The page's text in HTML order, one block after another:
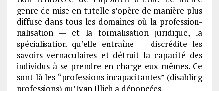
genre de mise en tutelle s’opère de manière plus
diffuse dans tous les domaines où la profes­sion­
na­li­sa­tion — et la forma­li­sa­tion juri­dique, la
spécia­li­sa­tion qu’elle entraîne — discré­dite les
savoirs verna­cu­laires et détruit la capa­cité des
indi­vi­dus à se prendre en charge eux-mêmes. Ce
sont là les “profes­sions inca­pa­ci­tantes” (disa­bling
profes­sions) qu’I­van Illich a dénon­cées.